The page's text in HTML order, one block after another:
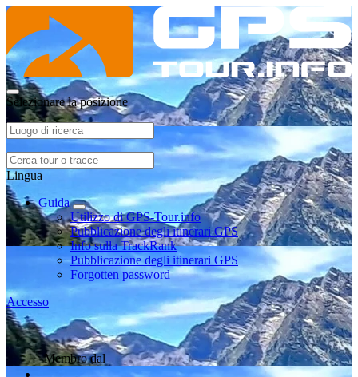
Selezionare la posizione
Lingua
Guida
Utilizzo di GPS-Tour.info
Pubblicazione degli itinerari GPS
Info sulla TrackRank
Pubblicazione degli itinerari GPS
Forgotten password
Accesso
Membro dal